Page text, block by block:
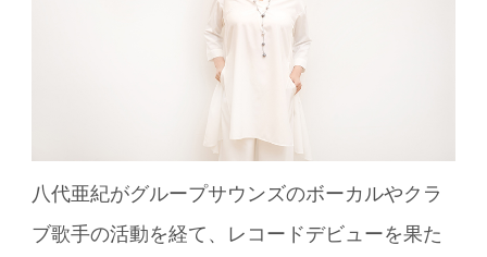
八代亜紀がグループサウンズのボーカルやクラ
ブ歌手の活動を経て、レコードデビューを果た